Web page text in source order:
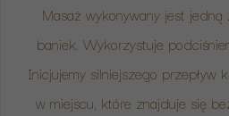
Masaż wykonywany jest
baniek. Wykorzystuje
Inicjujemy silniejszego przepływ
w miejscu, które znajduje się